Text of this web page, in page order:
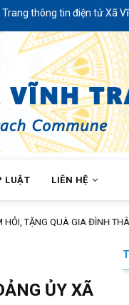
tin điện tử Xã Vĩnh Trạch
LUẬT LIÊN HỆ
GIA ĐÌNH THÂN NHÂN
ỦY XÃ